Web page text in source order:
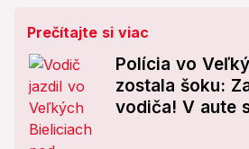
Prečítajte si viac
Polícia vo
zostala šoku:
vodiča! V aute